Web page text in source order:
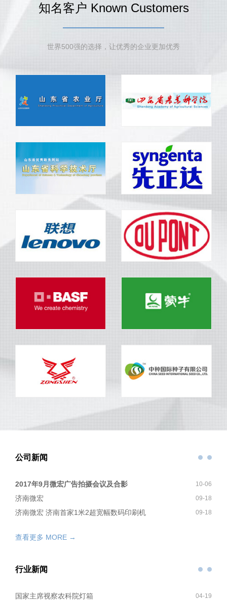
知名客户 Known Customers
世界500强的选择，让优秀的企业更加优秀
公司新闻
2017年9月微宏广告拍摄会议及合影 10-06
济南微宏 09-18
济南微宏 济南首家1米2超宽幅数码印刷机 09-18
查看更多 MORE →
行业新闻
国家主席视察农科院灯箱 04-19